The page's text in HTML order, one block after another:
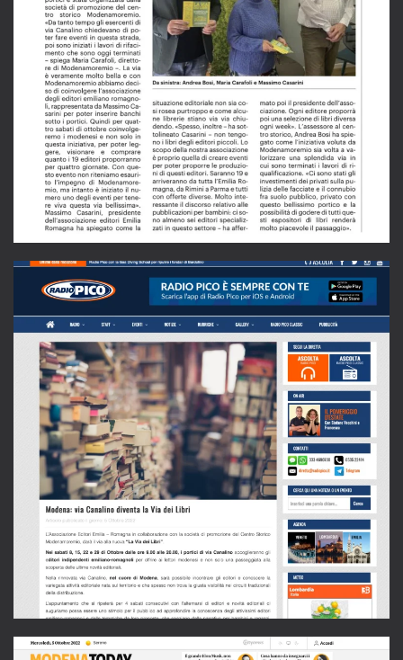
LEGGI L'ARTICOLO
LEGGI L'ARTICOLO